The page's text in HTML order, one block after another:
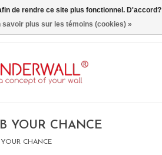
YOUR CHANCE
CHANCE
de rendre ce site plus fonctionnel. D'accord?
savoir plus sur les témoins (cookies) »